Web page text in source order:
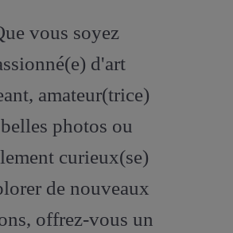
artstation
vous soyez
d'art
amateur(trice)
photos ou
curieux(se)
de nouveaux
offrez-vous un